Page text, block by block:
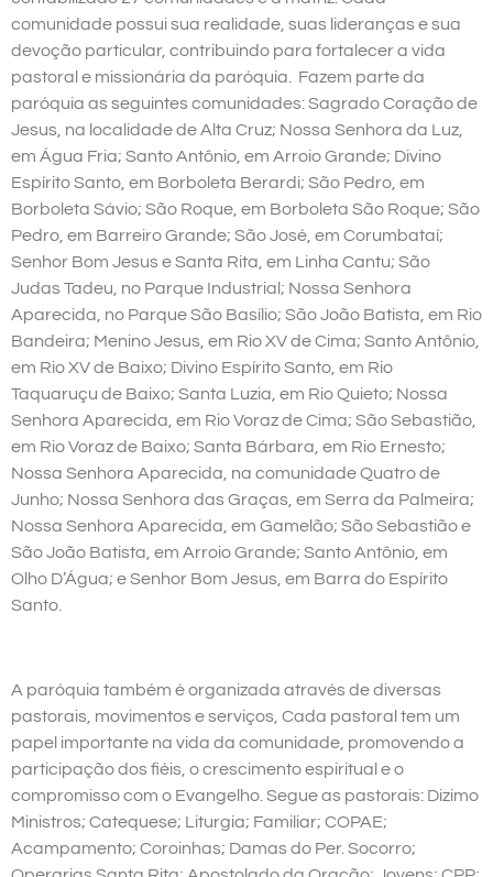
comunidade possui sua realidade, suas lideranças e sua
devoção particular, contribuindo para fortalecer a vida
pastoral e missionária da paróquia. Fazem parte da
paróquia as seguintes comunidades: Sagrado Coração de
Jesus, na localidade de Alta Cruz; Nossa Senhora da Luz,
em Água Fria; Santo Antônio, em Arroio Grande; Divino
Espírito Santo, em Borboleta Berardi; São Pedro, em
Borboleta Sávio; São Roque, em Borboleta São Roque; São
Pedro, em Barreiro Grande; São José, em Corumbataí;
Senhor Bom Jesus e Santa Rita, em Linha Cantu; São
Judas Tadeu, no Parque Industrial; Nossa Senhora
Aparecida, no Parque São Basílio; São João Batista, em Rio
Bandeira; Menino Jesus, em Rio XV de Cima; Santo Antônio,
em Rio XV de Baixo; Divino Espírito Santo, em Rio
Taquaruçu de Baixo; Santa Luzia, em Rio Quieto; Nossa
Senhora Aparecida, em Rio Voraz de Cima; São Sebastião,
em Rio Voraz de Baixo; Santa Bárbara, em Rio Ernesto;
Nossa Senhora Aparecida, na comunidade Quatro de
Junho; Nossa Senhora das Graças, em Serra da Palmeira;
Nossa Senhora Aparecida, em Gamelão; São Sebastião e
São João Batista, em Arroio Grande; Santo Antônio, em
Olho D’Água; e Senhor Bom Jesus, em Barra do Espírito
Santo.
A paróquia também é organizada através de diversas
pastorais, movimentos e serviços, Cada pastoral tem um
papel importante na vida da comunidade, promovendo a
participação dos fiéis, o crescimento espiritual e o
compromisso com o Evangelho. Segue as pastorais: Dizimo
Ministros; Catequese; Liturgia; Familiar; COPAE;
Acampamento; Coroinhas; Damas do Per. Socorro;